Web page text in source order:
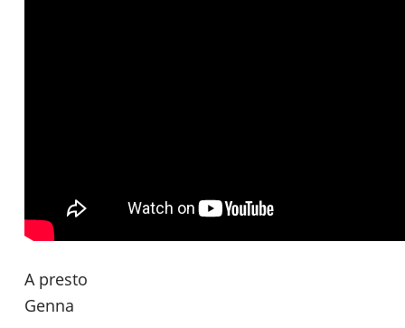
A presto
Genna